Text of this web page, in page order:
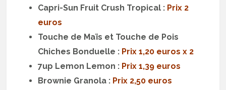
Capri-Sun Fruit Crush Tropical : Prix 2
euros
Touche de Maïs et Touche de Pois
Chiches Bonduelle : Prix 1,20 euros x 2
7up Lemon Lemon : Prix 1,39 euros
Brownie Granola : Prix 2,50 euros